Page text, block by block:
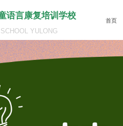
首页
语言康复培训学校
YULONG